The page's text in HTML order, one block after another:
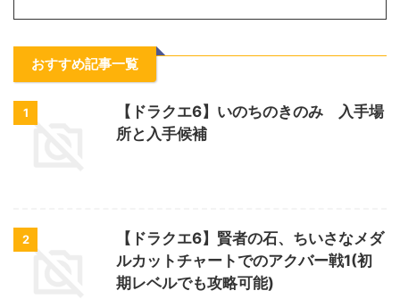
おすすめ記事一覧
1
【ドラクエ6】いのちのきのみ 入手場
所と入手候補
2
【ドラクエ6】賢者の石、ちいさなメダ
ルカットチャートでのアクバー戦1(初
期レベルでも攻略可能)